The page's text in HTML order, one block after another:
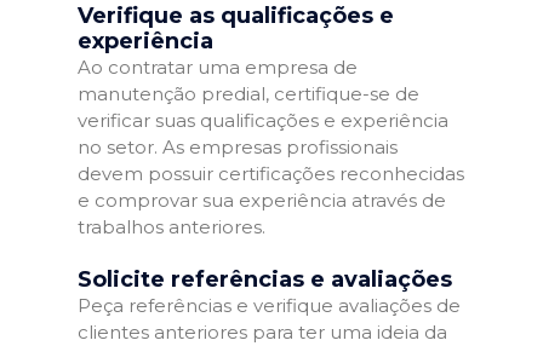
Verifique as qualificações e
experiência
Ao contratar uma empresa de
manutenção predial, certifique-se de
verificar suas qualificações e experiência
no setor. As empresas profissionais
devem possuir certificações reconhecidas
e comprovar sua experiência através de
trabalhos anteriores.
Solicite referências e avaliações
Peça referências e verifique avaliações de
clientes anteriores para ter uma ideia da